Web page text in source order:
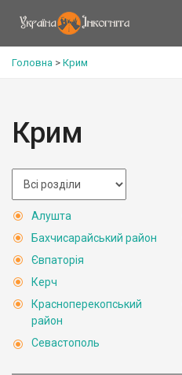
Головна > Крим
Крим
Алушта
Бахчисарайський район
Євпаторія
Керч
Красноперекопський
район
Севастополь